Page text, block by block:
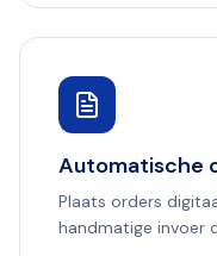
Automatische
Plaats orders
handmatige invoer